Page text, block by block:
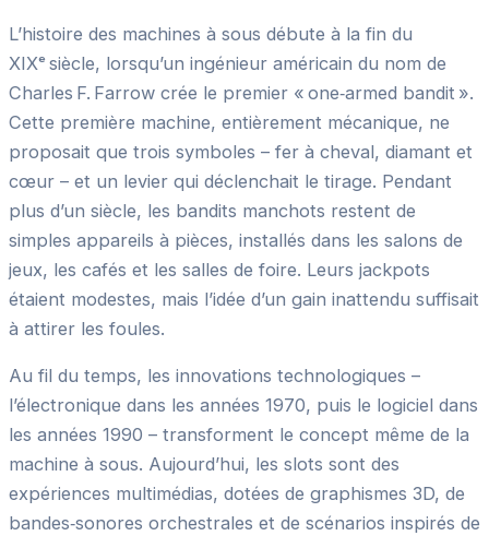
L’histoire des machines à sous débute à la fin du
XIXᵉ siècle, lorsqu’un ingénieur américain du nom de
Charles F. Farrow crée le premier « one‑armed bandit ».
Cette première machine, entièrement mécanique, ne
proposait que trois symboles – fer à cheval, diamant et
cœur – et un levier qui déclenchait le tirage. Pendant
plus d’un siècle, les bandits manchots restent de
simples appareils à pièces, installés dans les salons de
jeux, les cafés et les salles de foire. Leurs jackpots
étaient modestes, mais l’idée d’un gain inattendu suffisait
à attirer les foules.
Au fil du temps, les innovations technologiques –
l’électronique dans les années 1970, puis le logiciel dans
les années 1990 – transforment le concept même de la
machine à sous. Aujourd’hui, les slots sont des
expériences multimédias, dotées de graphismes 3D, de
bandes‑sonores orchestrales et de scénarios inspirés de